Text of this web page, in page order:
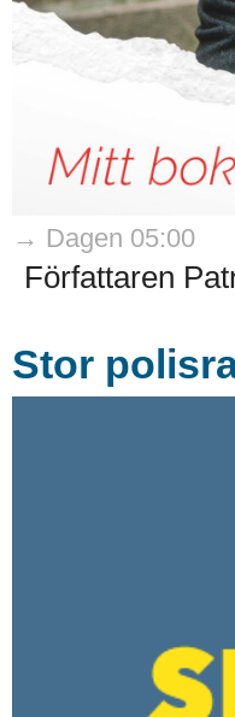
→ Dagen 05:00
Författaren
Stor